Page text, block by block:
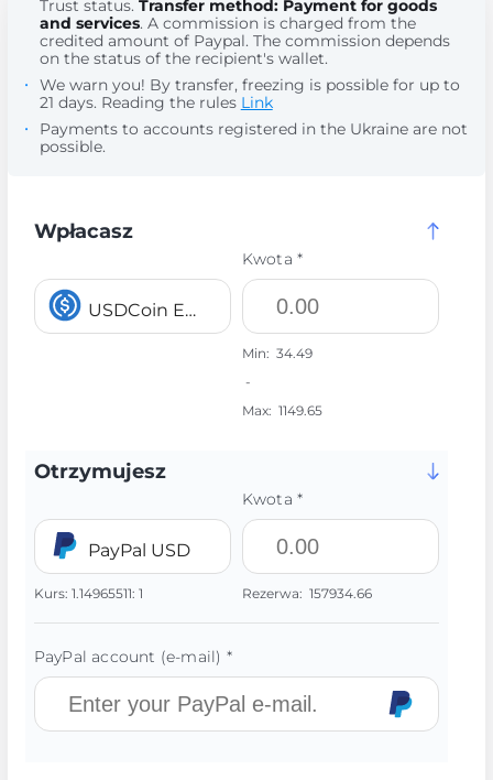
Trust status. Transfer method: Payment for goods
and services. A commission is charged from the
credited amount of Paypal. The commission depends
on the status of the recipient's wallet.
We warn you! By transfer, freezing is possible for up to
21 days. Reading the rules Link
Payments to accounts registered in the Ukraine are not
possible.
Wpłacasz
USDCoin ERC20 USDC
Kwota *
Min: 34.49
-
Max: 1149.65
Otrzymujesz
PayPal USD
Kurs: 1.14965511: 1
Kwota *
Rezerwa: 157934.66
PayPal account (e-mail) *